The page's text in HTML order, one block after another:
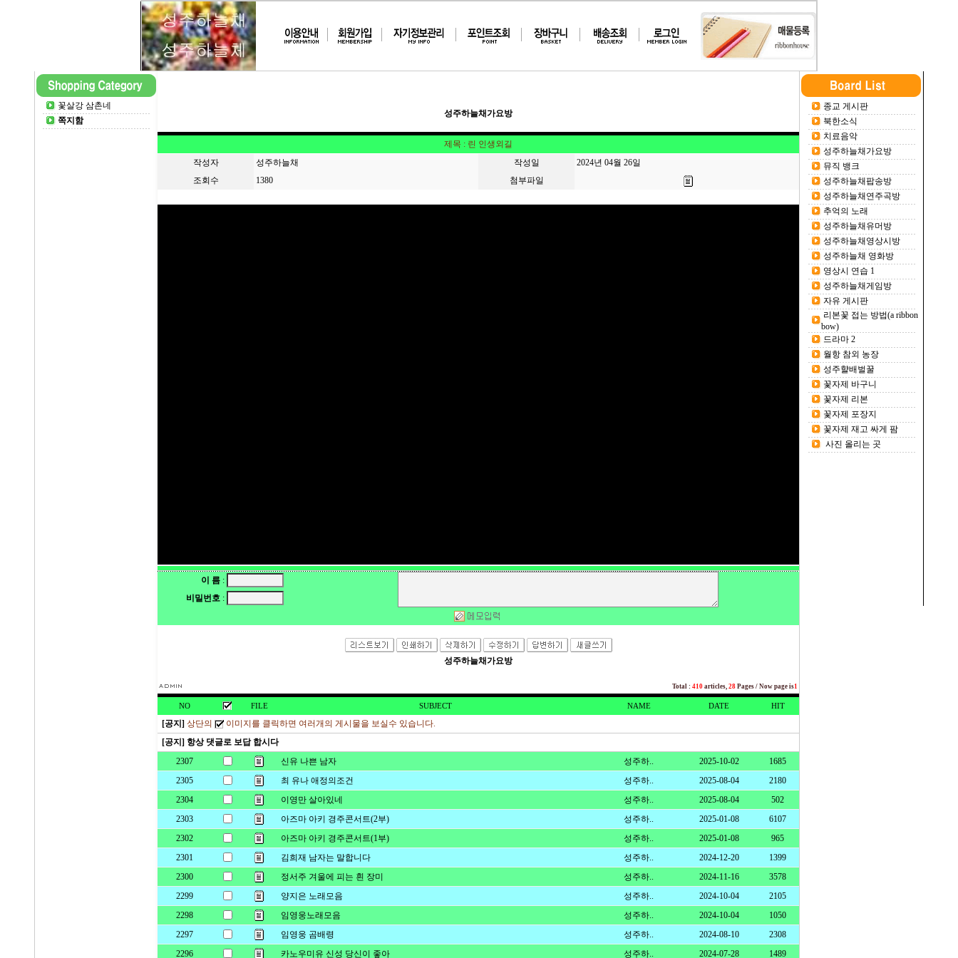
꽃살강 삼촌네
쪽지함
성주하늘채가요방
제목 : 린 인생외길
작성자
성주하늘채 작성일
2024년 04월 26일
조회수
1380 첨부파일
이 름 :
비밀번호 :
성주하늘채가요방
Total : 410 articles, 28 Pages / Now page is1
NO FILE SUBJECT NAME DATE HIT
[공지] 상단의
이미지를 클릭하면 여러개의 게시물을 보실수 있습니다.
[공지] 항상 댓글로 보답 합시다
2307
신유 나쁜 남자 성주하.. 2025-10-02
1685
2305
최 유나 애정의조건 성주하.. 2025-08-04
2180
2304
이영만 살아있네 성주하.. 2025-08-04
502
2303
아즈마 아키 경주콘서트(2부) 성주하.. 2025-01-08
6107
2302
아즈마 아키 경주콘서트(1부) 성주하.. 2025-01-08
965
2301
김희재 남자는 말합니다 성주하.. 2024-12-20
1399
2300
정서주 겨울에 피는 흰 장미 성주하.. 2024-11-16
3578
2299
양지은 노래모음 성주하.. 2024-10-04
2105
2298
임영웅노래모음 성주하.. 2024-10-04
1050
2297
임영웅 곰배령 성주하.. 2024-08-10
2308
2296
카노우미유 신성 당신이 좋아 성주하.. 2024-07-28 1489
종교 게시판
북한소식
치료음악
성주하늘채가요방
뮤직 뱅크
성주하늘채팝송방
성주하늘채연주곡방
추억의 노래
성주하늘채유머방
성주하늘채영상시방
성주하늘채 영화방
영상시 연습 1
성주하늘채게임방
자유 게시판
리본꽃 접는 방법(a ribbon
bow)
드라마 2
월항 참외 농장
성주햘배벌꿀
꽃자제 바구니
꽃자제 리본
꽃자제 포장지
꽃자제 재고 싸게 팜
사진 올리는 곳